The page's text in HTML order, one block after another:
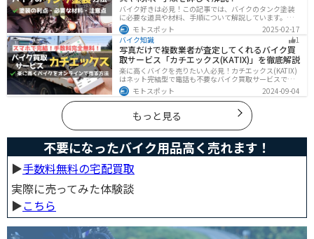
バイク好きは必見！この記事では、バイクのタンク塗装
に必要な道具や材料、手順について解説しています。実
はバイクのタンクを塗装すると、傷や錆を修復でき、タ
ンクの長持ちにつながります。この記事を読めば、自分
でバイクのタンクを塗装する方法がわかるでしょう。
モトスポット
2025-02-17
バイク知識
1
写真だけで複数業者が査定してくれるバイク買
取サービス「カチエックス(KATIX)」を徹底解説
楽に高くバイクを売りたい人必見！カチエックス(KATIX)
はネット完結型で電話も不要なバイク買取サービスで
す。バイク情報と写真を登録するだけで、複数のバイク
業者がオークション形式で価格を競い合ってくれるの
で、何もせず最高値でバイクを売ることができます。
モトスポット 2024-09-04
もっと見る
不要になったバイク用品高く売れます！
▶︎手数料無料の宅配買取
実際に売ってみた体験談
▶︎こちら